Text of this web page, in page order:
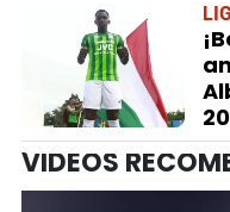
VIDEOS